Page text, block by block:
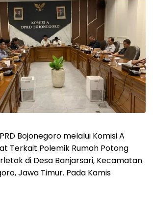
Bojonegoro melalui Komisi A
Terkait Polemik Rumah Potong
di Desa Banjarsari, Kecamatan
Jawa Timur. Pada Kamis